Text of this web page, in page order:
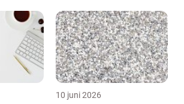
10 juni 2026